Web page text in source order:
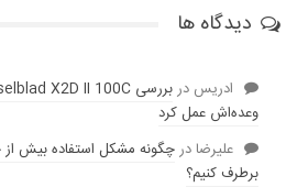
دیدگاه ها
ادریس در
وعده‌‌اش عمل کرد
عليرضادرچگونه مشکل استفاده بیش از
برطرف کنیم؟